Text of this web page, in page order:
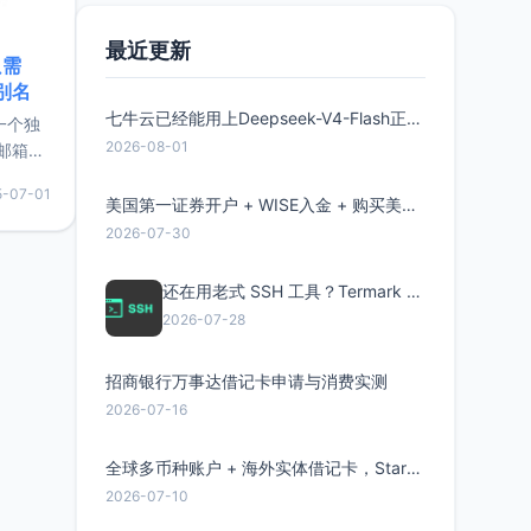
名
个独
箱等
较有
惠的
07-01
最近更新
七牛云已经能用上Deepseek-V4-Flash正式版了，点此领取300万Token
2026-08-01
美国第一证券开户 + WISE入金 + 购买美股全流程分享
2026-07-30
还在用老式 SSH 工具？Termark 新一代跨平台智能SSH客户端了解一下
2026-07-28
招商银行万事达借记卡申请与消费实测
2026-07-16
全球多币种账户 + 海外实体借记卡，Starryblu开户教程与注意事项
2026-07-10